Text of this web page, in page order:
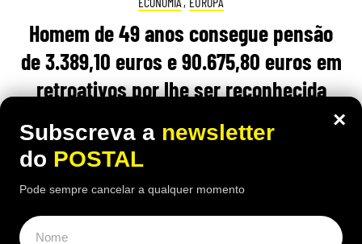
Homem de 49 anos consegue pensão
de 3.389,10 euros e 90.675,80 euros em
retroativos por lhe ser reconhecida
incapacidade permanente após
Segurança Social a ter recusado:
tribunal teve decisão final
O homem recorreu ao tribunal espanhol depois de
×
Subscreva a newsletter
do POSTAL
Pode sempre cancelar a qualquer momento